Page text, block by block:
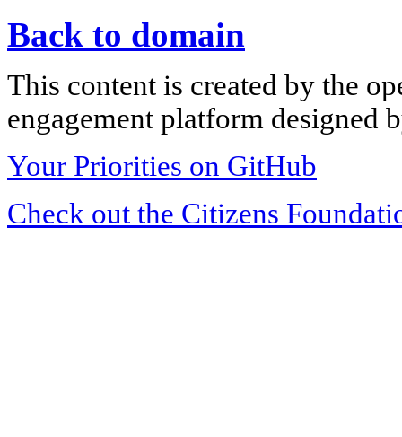
Back to domain
This content is created by the
engagement platform designed
Your Priorities on GitHub
Check out the Citizens